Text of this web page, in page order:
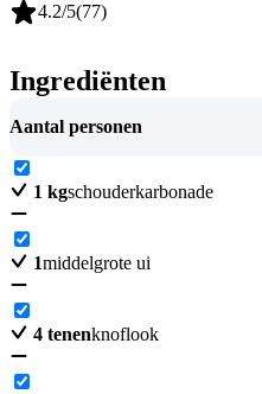
4.2/5(77)
Ingrediënten
Aantal personen
1 kgschouderkarbonade
1middelgrote ui
4 tenenknoflook